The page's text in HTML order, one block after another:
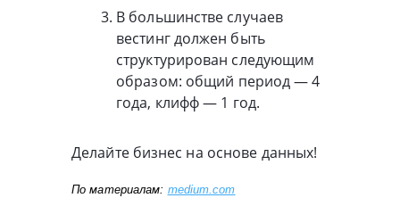
В большинстве случаев
вестинг должен быть
структурирован следующим
образом: общий период — 4
года, клифф — 1 год.
Делайте бизнес на основе данных!
По материалам: medium.com